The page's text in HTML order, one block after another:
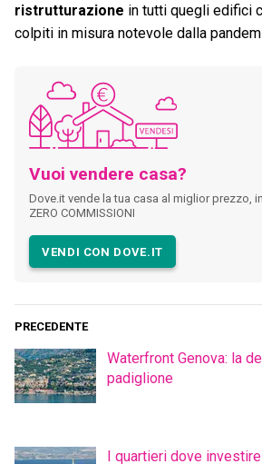
ristrutturazione in tutti quegli edifici
colpiti in misura notevole dalla
Vuoi vendere casa?
Dove.it vende la tua casa al miglior prezzo,
ZERO COMMISSIONI
VENDI CON DOVE.IT
PRECEDENTE
Waterfront Genova: la
padiglione
I quartieri dove